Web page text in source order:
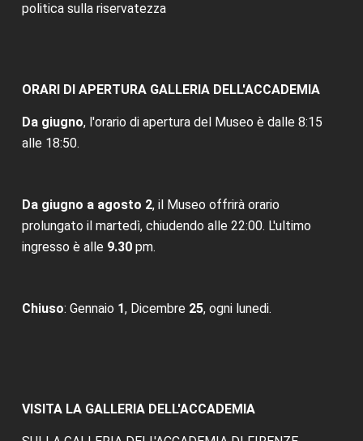
politica sulla riservatezza
ORARI DI APERTURA GALLERIA DELL'ACCADEMIA
Da giugno, l'orario di apertura del Museo è dalle 8:15
alle 18:50.
Da giugno a agosto 2, il Museo offrirà orario
prolungato il martedì, chiudendo alle 22:00. L'ultimo
ingresso è alle 9.30pm.
Chiuso: Gennaio 1, Dicembre 25, ogni lunedi.
VISITA LA GALLERIA DELL'ACCADEMIA